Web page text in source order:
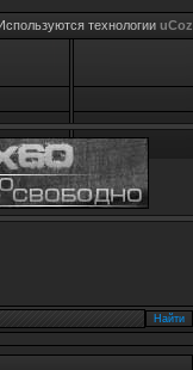
технологии uCoz